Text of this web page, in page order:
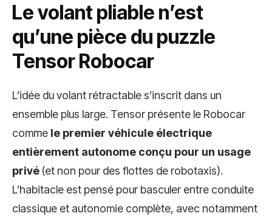
Le volant pliable n’est
qu’une pièce du puzzle
Tensor Robocar
L’idée du volant rétractable s’inscrit dans un
ensemble plus large. Tensor présente le Robocar
comme le premier véhicule électrique
entièrement autonome conçu pour un usage
privé (et non pour des flottes de robotaxis).
L’habitacle est pensé pour basculer entre conduite
classique et autonomie complète, avec notamment